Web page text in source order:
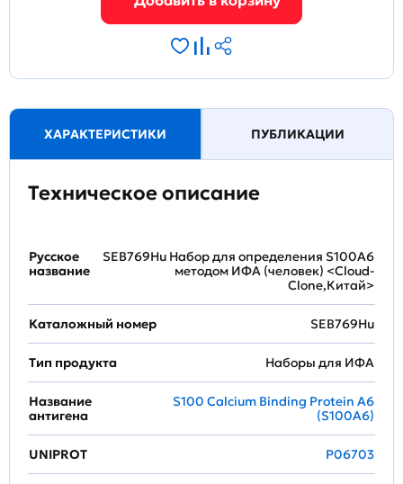
ХАРАКТЕРИСТИКИ ПУБЛИКАЦИИ
Техническое описание
Русское
название
SEB769Hu Набор для определения S100A6
методом ИФА (человек) <Cloud-
Clone,Китай>
Каталожный номер SEB769Hu
Тип продукта Наборы для ИФА
Название
антигена
S100 Calcium Binding Protein A6
(S100A6)
UNIPROT P06703